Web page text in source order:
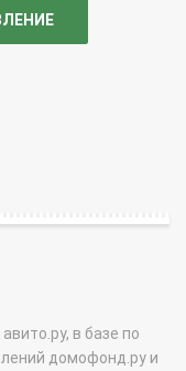
в базе по
домофонд.ру и